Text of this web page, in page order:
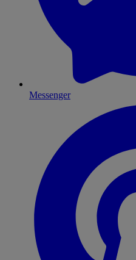
Messenger